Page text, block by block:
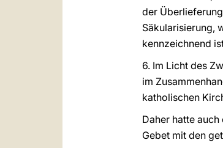
der
Säkularisierung,
kennzeichnend
6. Im Licht des
im
katholischen
Daher hatte
Gebet mit den